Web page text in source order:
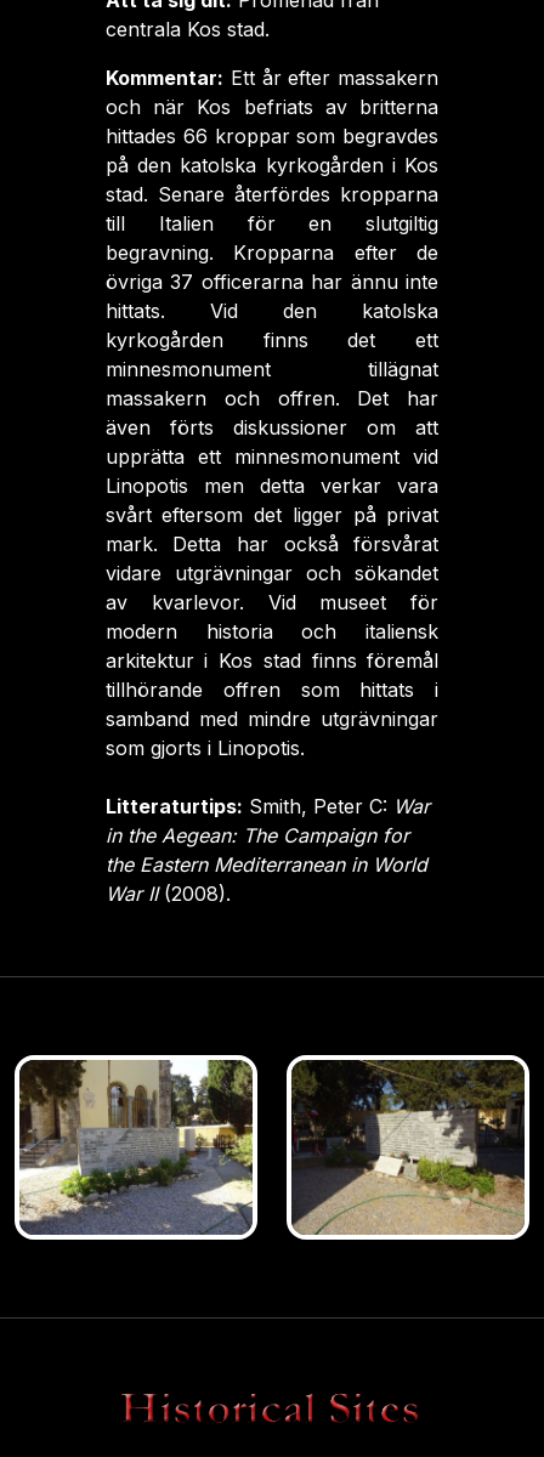
centrala Kos stad.
Kommentar: Ett år efter massakern
och när Kos befriats av britterna
hittades 66 kroppar som begravdes
på den katolska kyrkogården i Kos
stad. Senare återfördes kropparna
till Italien för en slutgiltig
begravning. Kropparna efter de
övriga 37 officerarna har ännu inte
hittats. Vid den katolska
kyrkogården finns det ett
minnesmonument tillägnat
massakern och offren. Det har
även förts diskussioner om att
upprätta ett minnesmonument vid
Linopotis men detta verkar vara
svårt eftersom det ligger på privat
mark. Detta har också försvårat
vidare utgrävningar och sökandet
av kvarlevor. Vid museet för
modern historia och italiensk
arkitektur i Kos stad finns föremål
tillhörande offren som hittats i
samband med mindre utgrävningar
som gjorts i Linopotis.
Litteraturtips: Smith, Peter C: War
in the Aegean: The Campaign for
the Eastern Mediterranean in World
War II (2008).